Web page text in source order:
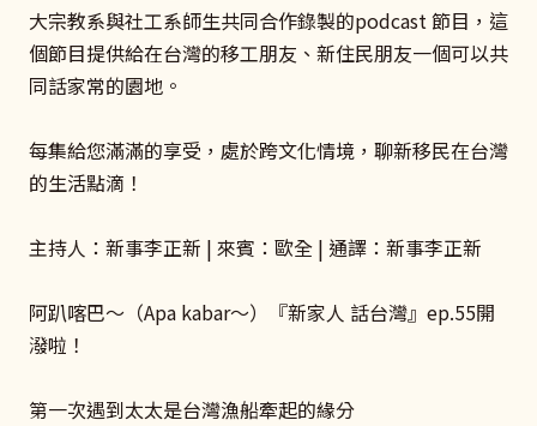
大宗教系與社工系師生共同合作錄製的podcast 節目，這
個節目提供給在台灣的移工朋友、新住民朋友一個可以共
同話家常的園地。
每集給您滿滿的享受，處於跨文化情境，聊新移民在台灣
的生活點滴！
主持人：新事李正新 | 來賓：歐全 | 通譯：新事李正新
阿趴喀巴～（Apa kabar～）『新家人 話台灣』ep.55開
潑啦！
第一次遇到太太是台灣漁船牽起的緣分